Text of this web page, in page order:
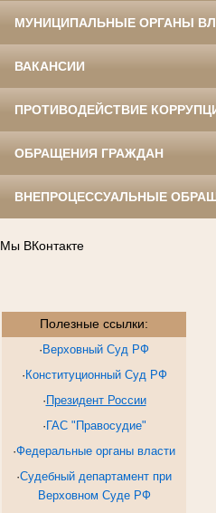
МУНИЦИПАЛЬНЫЕ ОРГАНЫ
ВАКАНСИИ
ПРОТИВОДЕЙСТВИЕ
ОБРАЩЕНИЯ ГРАЖДАН
ВНЕПРОЦЕССУАЛЬНЫЕ
Мы ВКонтакте
Полезные ссылки:
· Верховный Суд РФ
· Конституционный Суд РФ
· Президент России
· ГАС "Правосудие"
·Федеральные органы власти
·Судебный департамент при
Верховном Суде РФ